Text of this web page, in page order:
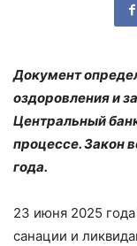
Документ
оздоровления и
Центральный
процессе. Закон
года.
23 июня 2025
санации и